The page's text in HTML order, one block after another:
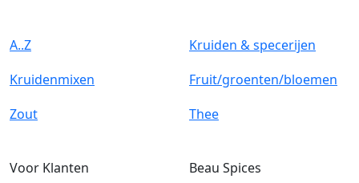
A..Z
Kruiden & specerijen
Kruidenmixen
Fruit/groenten/bloemen
Zout
Thee
Voor Klanten Beau Spices